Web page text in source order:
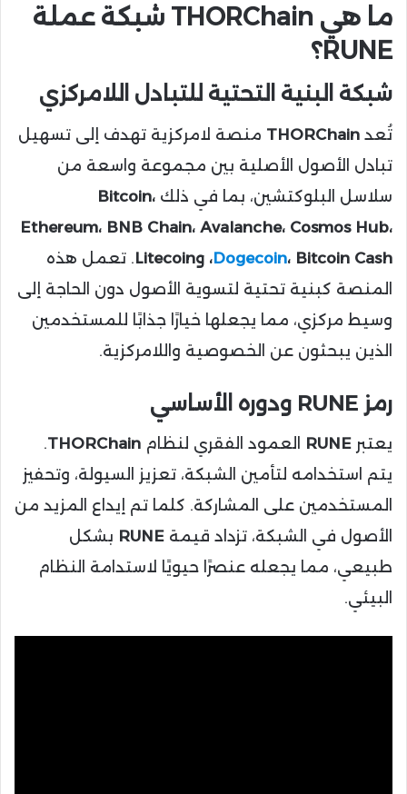
ما هي THORChain شبكة عملة
RUNE؟
شبكة البنية التحتية للتبادل اللامركزي
تُعد THORChain منصة لامركزية تهدف إلى تسهيل
تبادل الأصول الأصلية بين مجموعة واسعة من
سلاسل البلوكتشين، بما في ذلك Bitcoin،
Ethereum، BNB Chain، Avalanche، Cosmos Hub،
Dogecoin، Bitcoin Cash، وLitecoin
. تعمل هذه
المنصة كبنية تحتية لتسوية الأصول دون الحاجة إلى
وسيط مركزي، مما يجعلها خيارًا جذابًا للمستخدمين
الذين يبحثون عن الخصوصية واللامركزية.
رمز RUNE ودوره الأساسي
يعتبر RUNE العمود الفقري لنظام THORChain
.
يتم استخدامه لتأمين الشبكة، تعزيز السيولة، وتحفيز
المستخدمين على المشاركة. كلما تم إيداع المزيد من
الأصول في الشبكة، تزداد قيمة RUNE بشكل
طبيعي، مما يجعله عنصرًا حيويًا لاستدامة النظام
البيئي.